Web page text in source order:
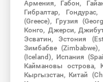
Армения, Габон,
Гибралтар,
(Greece), Грузия
Конго, Джерси,
Эсватин, Эстония
Зимбабве
(Iceland), Испания
Каймановы острова,
Кыргызстан, Китай